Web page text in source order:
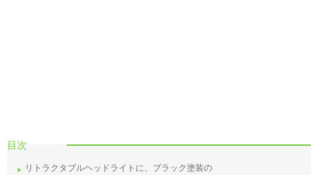
目次
リトラクタブルヘッドライトに、ブラック塗装の